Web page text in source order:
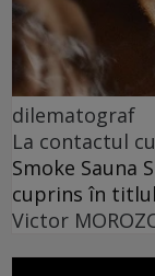
dilematograf
La contactul
Smoke Sauna
cuprins în
Victor